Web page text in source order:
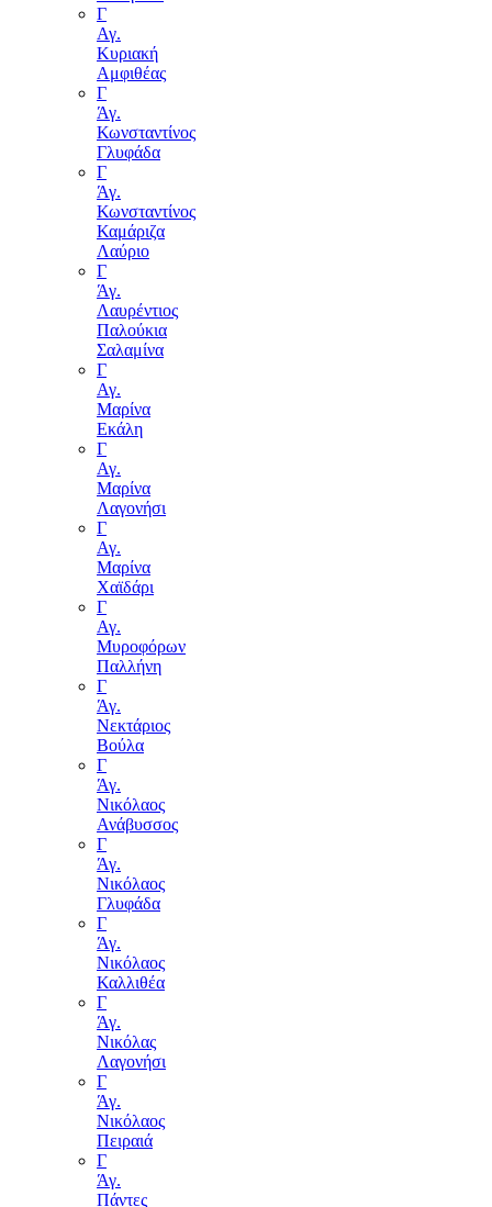
Γ
Αγ.
Κυριακή
Αμφιθέας
Γ
Άγ.
Κωνσταντίνος
Γλυφάδα
Γ
Άγ.
Κωνσταντίνος
Καμάριζα
Λαύριο
Γ
Άγ.
Λαυρέντιος
Παλούκια
Σαλαμίνα
Γ
Αγ.
Μαρίνα
Εκάλη
Γ
Αγ.
Μαρίνα
Λαγονήσι
Γ
Αγ.
Μαρίνα
Χαϊδάρι
Γ
Αγ.
Μυροφόρων
Παλλήνη
Γ
Άγ.
Νεκτάριος
Βούλα
Γ
Άγ.
Νικόλαος
Ανάβυσσος
Γ
Άγ.
Νικόλαος
Γλυφάδα
Γ
Άγ.
Νικόλαος
Καλλιθέα
Γ
Άγ.
Νικόλας
Λαγονήσι
Γ
Άγ.
Νικόλαος
Πειραιά
Γ
Άγ.
Πάντες